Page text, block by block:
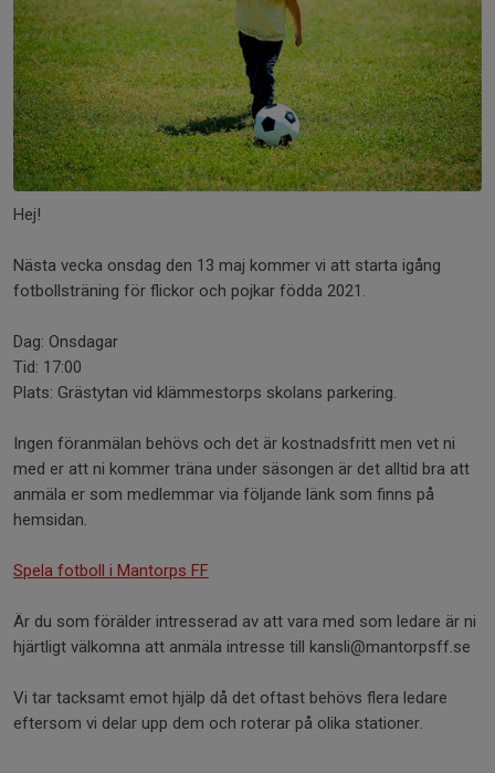
Hej!
Nästa vecka onsdag den 13 maj kommer vi att starta igång
fotbollsträning för flickor och pojkar födda 2021.
Dag: Onsdagar
Tid: 17:00
Plats: Grästytan vid klämmestorps skolans parkering.
Ingen föranmälan behövs och det är kostnadsfritt men vet ni
med er att ni kommer träna under säsongen är det alltid bra att
anmäla er som medlemmar via följande länk som finns på
hemsidan.
Spela fotboll i Mantorps FF
Är du som förälder intresserad av att vara med som ledare är ni
hjärtligt välkomna att anmäla intresse till kansli@mantorpsff.se
Vi tar tacksamt emot hjälp då det oftast behövs flera ledare
eftersom vi delar upp dem och roterar på olika stationer.